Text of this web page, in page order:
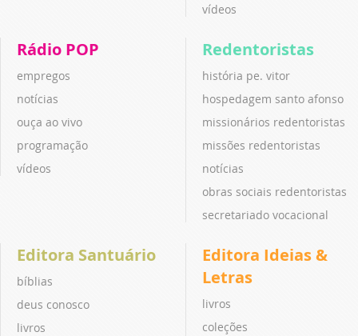
vídeos
Rádio POP
empregos
notícias
ouça ao vivo
programação
vídeos
Redentoristas
história pe. vitor
hospedagem santo afonso
missionários redentoristas
missões redentoristas
notícias
obras sociais redentoristas
secretariado vocacional
Editora Santuário
bíblias
deus conosco
livros
Editora Ideias &
Letras
livros
coleções